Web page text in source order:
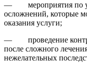
— мероприятия по
осложнений, которые
оказания услуги;
— проведение
после сложного
нежела­тельных